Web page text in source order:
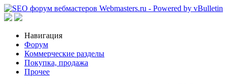
Навигация
Форум
Коммерческие разделы
Покупка, продажа
Прочее